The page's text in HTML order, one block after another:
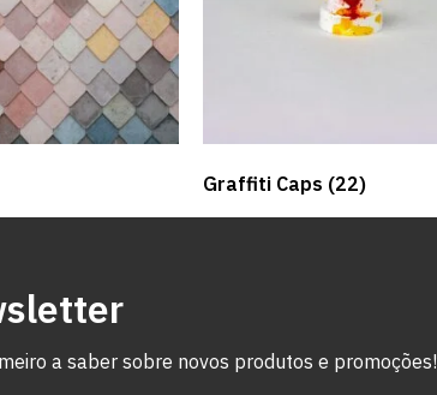
Graffiti Caps​ (22)
a saber sobre novos produtos e promoções!